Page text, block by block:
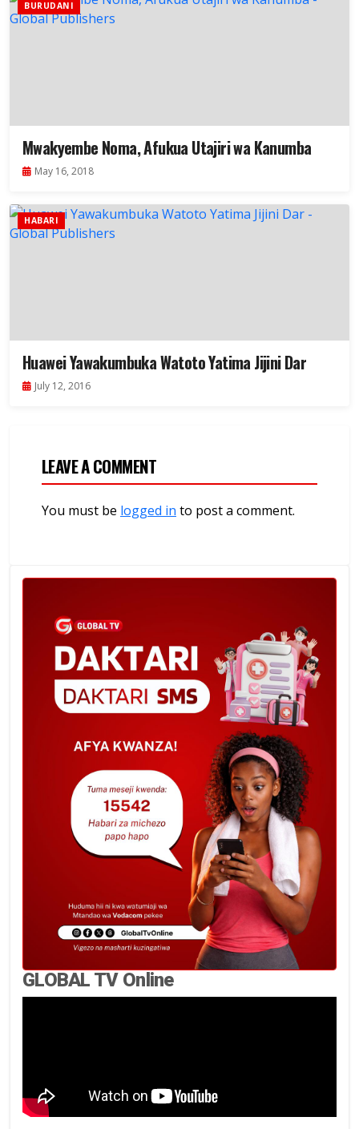
BURUDANI
Mwakyembe Noma, Afukua Utajiri wa Kanumba
May 16, 2018
HABARI
Huawei Yawakumbuka Watoto Yatima Jijini Dar
July 12, 2016
LEAVE A COMMENT
You must be logged in to post a comment.
GLOBAL TV Online